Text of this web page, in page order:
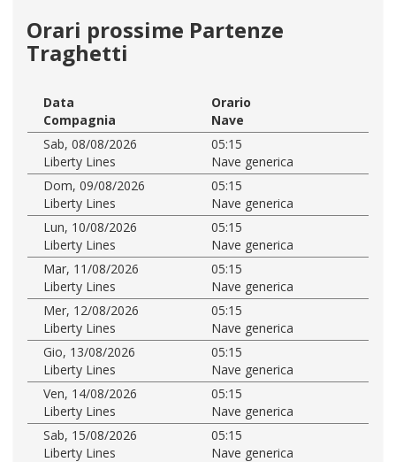
Orari prossime Partenze
Traghetti
Data
Orario
Compagnia
Nave
Sab, 08/08/2026
05:15
Liberty Lines
Nave generica
Dom, 09/08/2026
05:15
Liberty Lines
Nave generica
Lun, 10/08/2026
05:15
Liberty Lines
Nave generica
Mar, 11/08/2026
05:15
Liberty Lines
Nave generica
Mer, 12/08/2026
05:15
Liberty Lines
Nave generica
Gio, 13/08/2026
05:15
Liberty Lines
Nave generica
Ven, 14/08/2026
05:15
Liberty Lines
Nave generica
Sab, 15/08/2026
05:15
Liberty Lines
Nave generica